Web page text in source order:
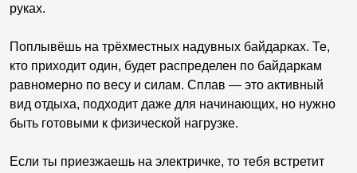
руках.
Поплывёшь на трёхместных надувных байдарках. Те,
кто приходит один, будет распределен по байдаркам
равномерно по весу и силам. Сплав — это активный
вид отдыха, подходит даже для начинающих, но нужно
быть готовыми к физической нагрузке.
Если ты приезжаешь на электричке, то тебя встретит